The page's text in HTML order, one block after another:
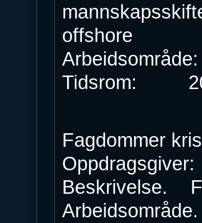
Tidsrom:
Fagdommer
Beskrivelse.